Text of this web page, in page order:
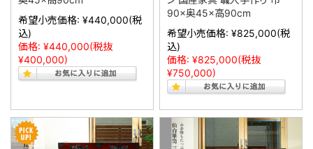
希望小売価格: ¥440,000(税
込)
価格: ¥440,000(税抜
¥400,000)
90×奥45×高90cm
希望小売価格: ¥825,000(税
込)
価格: ¥825,000(税抜
¥750,000)